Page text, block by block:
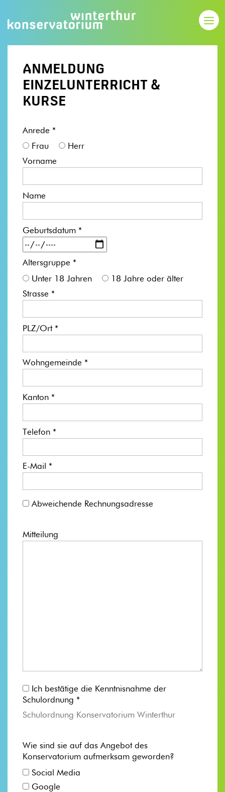
ANMELDUNG
EINZELUNTERRICHT &
KURSE
Anrede *
Frau
Herr
Vorname
Name
Geburtsdatum *
Altersgruppe *
Unter 18 Jahren
18 Jahre oder älter
Strasse *
PLZ/Ort *
Wohngemeinde *
Kanton *
Telefon *
E-Mail *
Abweichende Rechnungsadresse
Mitteilung
Ich bestätige die Kenntnisnahme der
Schulordnung *
Schulordnung Konservatorium Winterthur
Wie sind sie auf das Angebot des
Konservatorium aufmerksam geworden?
Social Media
Google